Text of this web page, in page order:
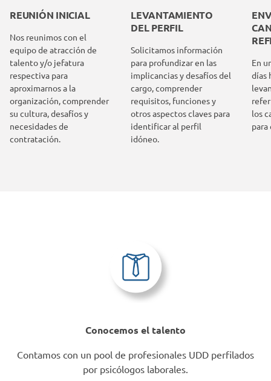
REUNIÓN INICIAL
Nos reunimos con el
equipo de atracción de
talento y/o jefatura
respectiva para
aproximarnos a la
organización, comprender
su cultura, desafíos y
necesidades de
contratación.
LEVANTAMIENTO
DEL PERFIL
Solicitamos información
para profundizar en las
implicancias y desafíos del
cargo, comprender
requisitos, funciones y
otros aspectos claves para
identificar al perfil
idóneo.
En
días
los
Conocemos el talento
Contamos con un pool de profesionales UDD perfilados
por psicólogos laborales.